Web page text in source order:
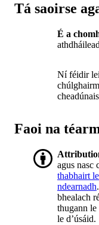
Tá saoirse
É a
Ní féidir
Faoi na
agus nasc
thabhairt
ndearnadh
bhealach
thugann le
le d’úsáid.